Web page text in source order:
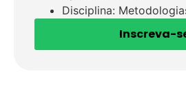
Disciplina:
Inscreva-